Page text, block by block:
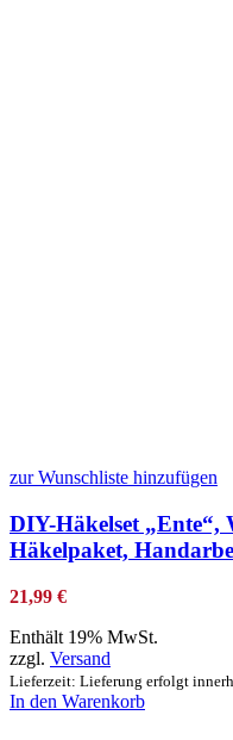
zur Wunschliste hinzufügen
DIY-Häkelset
Häkelpaket,
21,99 €
Enthält 19% MwSt.
zzgl. Versand
Lieferzeit: Lieferung erfolgt
In den Warenkorb